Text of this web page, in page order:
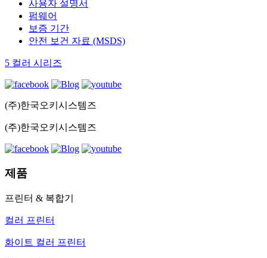
사용자 설명서
펌웨어
보증 기간
안전 보건 자료 (MSDS)
5 컬러 시리즈
(주)한국오키시스템즈
(주)한국오키시스템즈
제품
프린터 & 복합기
컬러 프린터
화이트 컬러 프린터